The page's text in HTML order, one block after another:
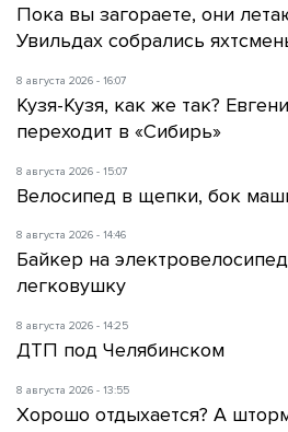
Пока вы загораете, они
Увильдах собрались
8 августа 2026 - 16:07
Кузя-Кузя, как же так?
переходит в «Сибирь»
8 августа 2026 - 15:07
Велосипед в щепки, бок
8 августа 2026 - 14:46
Байкер на
легковушку
8 августа 2026 - 14:25
ДТП под Челябинском
8 августа 2026 - 13:55
Хорошо отдыхается? А